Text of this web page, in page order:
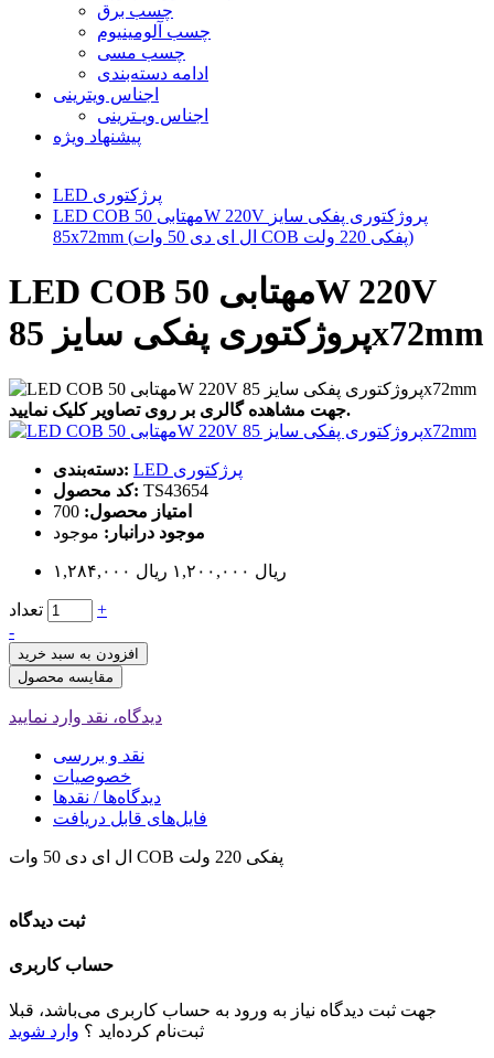
چسب برق
چسب آلومینیوم
چسب مسی
ادامه دسته‌بندی
اجناس ویترینی
اجناس ویـترینی
پیشنهاد ویژه
LED پرژکتوری
LED COB مهتابی 50W 220V پروژکتوری پفکی سایز
85x72mm (ال ای دی 50 وات COB پفکی 220 ولت)
LED COB مهتابی 50W 220V
پروژکتوری پفکی سایز 85x72mm
جهت مشاهده گالری بر روی تصاویر کلیک نمایید.
دسته‌بندی:
LED پرژکتوری
کد محصول: TS43654
امتیاز محصول: 700
موجود درانبار: موجود
۱,۲۸۴,۰۰۰ ریال ۱,۲۰۰,۰۰۰ ریال
تعداد
+
-
افزودن به سبد خرید
مقایسه محصول
دیدگاه، نقد وارد نمایید
نقد و بررسی
خصوصیات
دیدگاه‌ها / نقدها
فایل‌های قابل دریافت
ال ای دی 50 وات COB پفکی 220 ولت
ثبت دیدگاه
حساب کاربری
جهت ثبت دیدگاه نیاز به ورود به حساب کاربری می‌باشد، قبلا
ثبت‌نام کرده‌اید ؟ وارد شوید